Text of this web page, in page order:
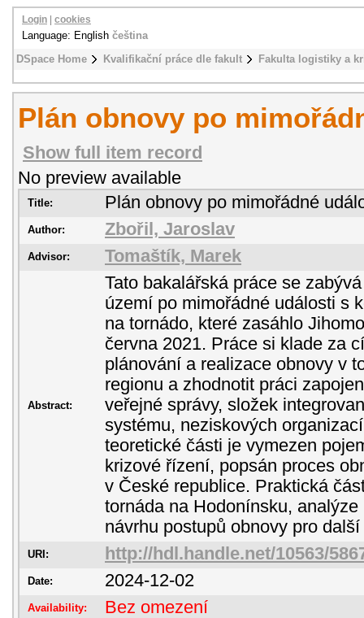
DSpace Home Kvalifikační práce dle fakult Fakulta logistiky a
Login cookies
Language: English čeština
Plán obnovy po
Show full item record
No preview available
Title: Plán obnovy po mimořádné
Author: Zbořil, Jaroslav
Advisor: Tomaštík, Marek
Abstract:
Tato bakalářská práce se
území po mimořádné události s
na tornádo, které zasáhlo
června 2021. Práce si klade za
plánování a realizace obnovy v
regionu a zhodnotit práci
veřejné správy, složek
systému, neziskových
teoretické části je vymezen
krizové řízení, popsán proces
v České republice. Praktická
tornáda na Hodonínsku,
návrhu postupů obnovy pro
URI: http://hdl.handle.net/10563/
Date: 2024-12-02
Availability: Bez omezení